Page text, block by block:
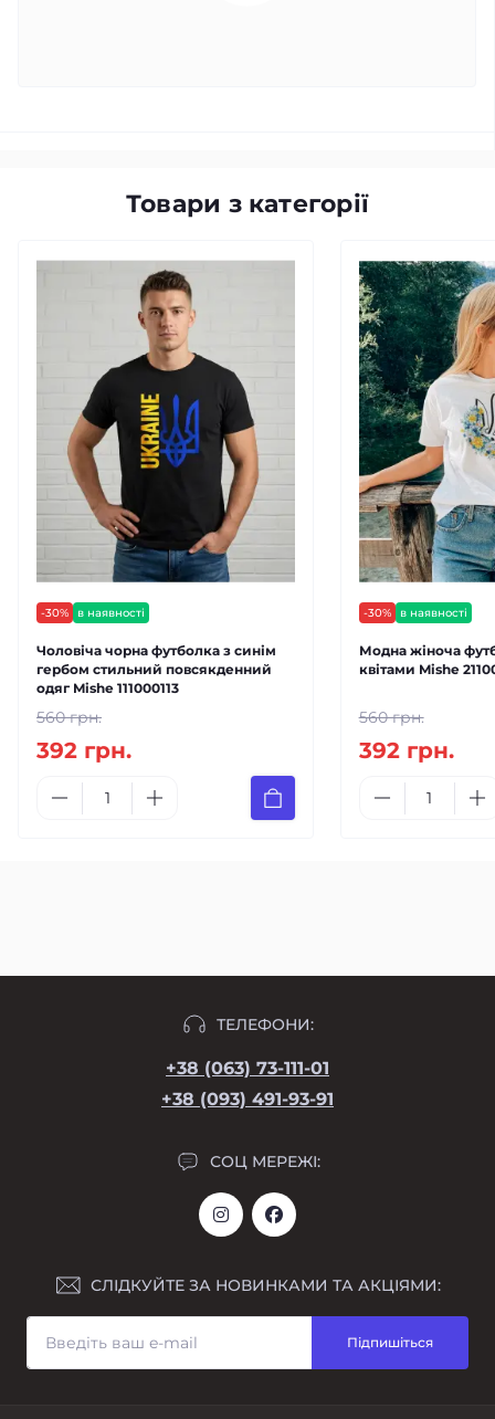
Товари з категорії
-30% в наявності
Чоловіча чорна футболка з синім
гербом стильний повсякденний
одяг Mishe 111000113
560 грн.
392 грн.
-30% в наявності
Модна жіноча
квітами Mishe
560 грн.
392 грн.
ТЕЛЕФОНИ:
+38 (063) 73-111-01
+38 (093) 491-93-91
СОЦ МЕРЕЖІ:
СЛІДКУЙТЕ ЗА НОВИНКАМИ ТА АКЦІЯМИ:
Підпишіться